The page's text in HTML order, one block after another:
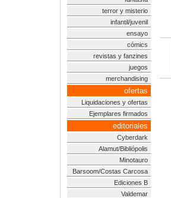
terror y misterio
infantil/juvenil
ensayo
cómics
revistas y fanzines
juegos
merchandising
ofertas
Liquidaciones y ofertas
Ejemplares firmados
editoriales
Cyberdark
Alamut/Bibliópolis
Minotauro
Barsoom/Costas Carcosa
Ediciones B
Valdemar